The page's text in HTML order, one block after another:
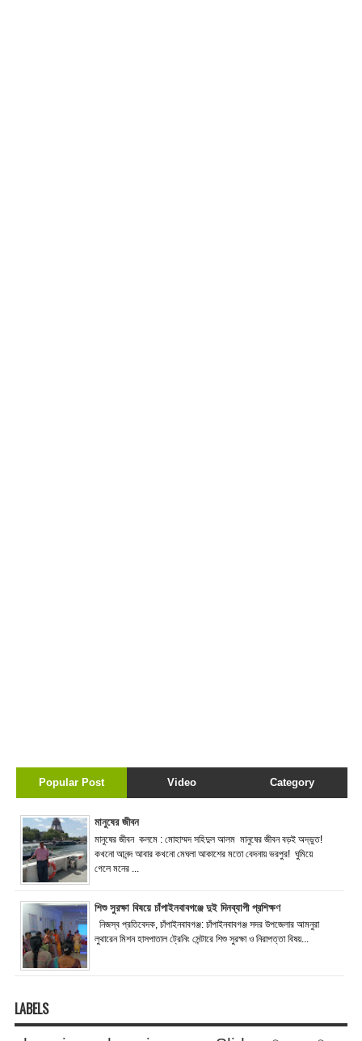
Popular Post Video Category
মানুষের জীবন
মানুষের জীবন কলমে : মোহাম্মদ সহিদুল আলম মানুষের জীবন বড়ই অদ্ভুত!
কখনো আনন্দ আবার কখনো মেঘলা আকাশের মতো বেদনায় ভরপুর! ঘুমিয়ে
গেলে মনের ...
শিশু সুরক্ষা বিষয়ে চাঁপাইনবাবগঞ্জে দুই দিনব্যাপী প্রশিক্ষণ
নিজস্ব প্রতিবেদক, চাঁপাইনবাবগঞ্জ: চাঁপাইনবাবগঞ্জ সদর উপজেলার আমনুরা
লুথারেন মিশন হাসপাতাল ট্রেনিং সেন্টারে শিশু সুরক্ষা ও নিরাপত্তা বিষয়...
LABELS